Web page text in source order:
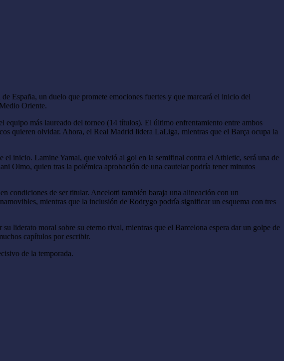
España, un duelo que promete emociones fuertes y que marcará el inicio del
Oriente.
más laureado del torneo (14 títulos). El último enfrentamiento entre ambos
quieren olvidar. Ahora, el Real Madrid lidera LaLiga, mientras que el Barça ocupa la
el inicio. Lamine Yamal, que volvió al gol en la semifinal contra el Athletic, será una de
Olmo, quien tras la polémica aprobación de una cautelar podría tener minutos
condiciones de ser titular. Ancelotti también baraja una alineación con un
mientras que la inclusión de Rodrygo podría significar un esquema con tres
liderato moral sobre su eterno rival, mientras que el Barcelona espera dar un golpe de
capítulos por escribir.
de la temporada.